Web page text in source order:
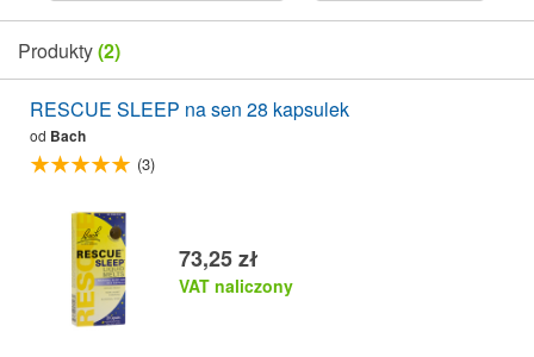
Produkty(2)
RESCUE SLEEP na sen 28 kapsulek
od Bach
(3)
73,25 zł
VAT naliczony